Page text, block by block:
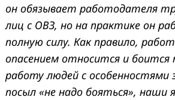
он обязывает работодателя
лиц с ОВЗ, но на практике он
полную силу. Как правило,
опасением относится и боится
работу людей с особенностями
посыл «не надо бояться», наши